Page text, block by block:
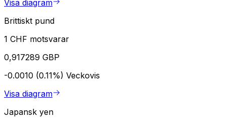
Visa diagram
Brittiskt pund
1 CHF motsvarar
0,917289 GBP
-0.0010 (0.11%) Veckovis
Visa diagram
Japansk yen